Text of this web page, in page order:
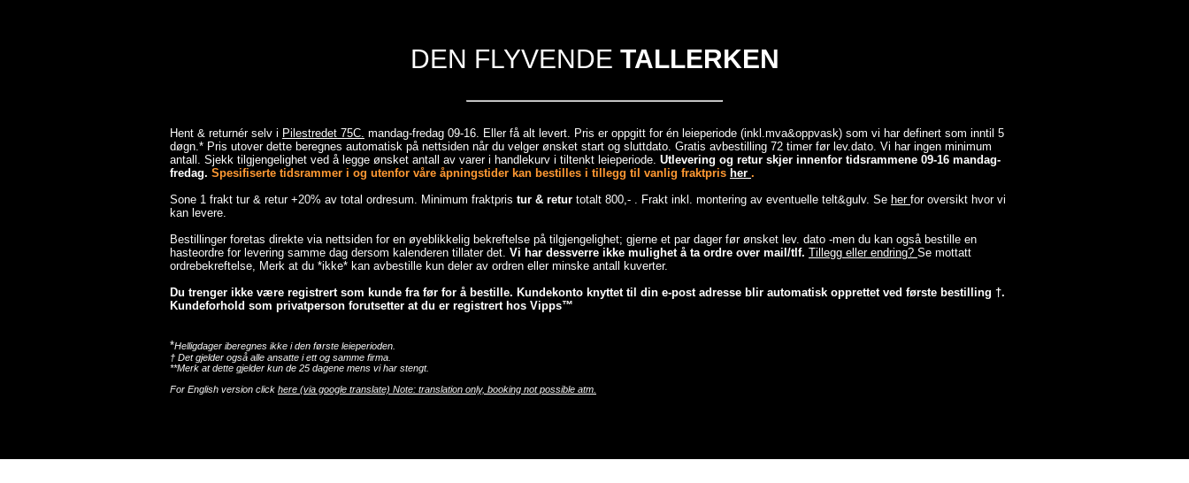
DEN FLYVENDE TALLERKEN
Hent & returnér selv i Pilestredet 75C. mandag-fredag 09-16. Eller få alt levert. Pris er oppgitt for én leieperiode (inkl.mva&oppvask) som vi har definert som inntil 5
døgn.* Pris utover dette beregnes automatisk på nettsiden når du velger ønsket start og sluttdato. Gratis avbestilling 72 timer før lev.dato. Vi har ingen minimum
antall. Sjekk tilgjengelighet ved å legge ønsket antall av varer i handlekurv i tiltenkt leieperiode. Utlevering og retur skjer innenfor tidsrammene 09-16 mandag-
fredag. Spesifiserte tidsrammer i og utenfor våre åpningstider kan bestilles i tillegg til vanlig fraktpris her .
Sone 1 frakt tur & retur +20% av total ordresum. Minimum fraktpris tur & retur totalt 800,- . Frakt inkl. montering av eventuelle telt&gulv. Se her for oversikt hvor vi
kan levere.
Bestillinger foretas direkte via nettsiden for en øyeblikkelig bekreftelse på tilgjengelighet; gjerne et par dager før ønsket lev. dato -men du kan også bestille en
hasteordre for levering samme dag dersom kalenderen tillater det. Vi har dessverre ikke mulighet å ta ordre over mail/tlf. Tillegg eller endring? Se mottatt
ordrebekreftelse, Merk at du *ikke* kan avbestille kun deler av ordren eller minske antall kuverter.
Du trenger ikke være registrert som kunde fra før for å bestille. Kundekonto knyttet til din e-post adresse blir automatisk opprettet ved første bestilling †.
Kundeforhold som privatperson forutsetter at du er registrert hos Vipps™
*Helligdager iberegnes ikke i den første leieperioden.
† Det gjelder også alle ansatte i ett og samme firma.
**Merk at dette gjelder kun de 25 dagene mens vi har stengt.
For English version click here (via google translate) Note: translation only, booking not possible atm.